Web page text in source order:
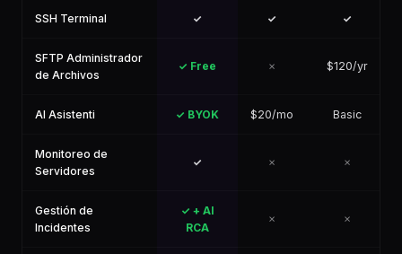
SSH Terminal ✓ ✓ ✓
SFTP Administrador
de Archivos
✓ Free ✗ $120/yr
AI Asistenti ✓ BYOK $20/mo Basic
Monitoreo de
Servidores
✓ ✗ ✗
Gestión de
Incidentes
✓ + AI
RCA
✗ ✗